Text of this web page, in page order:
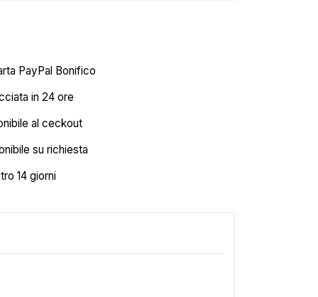
PayPal Bonifico
in 24 ore
al ceckout
su richiesta
14 giorni